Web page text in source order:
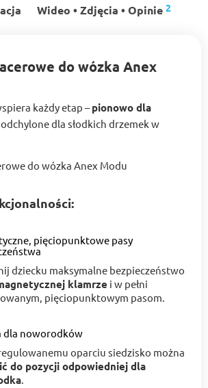
Wideo • Zdjęcia • Opinie 2
do wózka Anex
każdy etap –pionowo dla
odchylone dla słodkich drzemek w
pięciopunktowe pasy
dziecku maksymalne bezpieczeństwo
klamrze i w pełni
pięciopunktowym pasom.
dla noworodków
oparciu siedzisko można
do pozycji odpowiedniej dla
.